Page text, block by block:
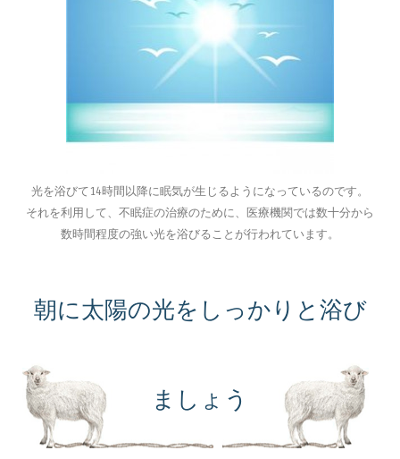
光を浴びて14時間以降に眠気が生じるようになっているのです。
それを利用して、不眠症の治療のために、医療機関では数十分から
数時間程度の強い光を浴びることが行われています。
朝に太陽の光をしっかりと浴び
ましょう